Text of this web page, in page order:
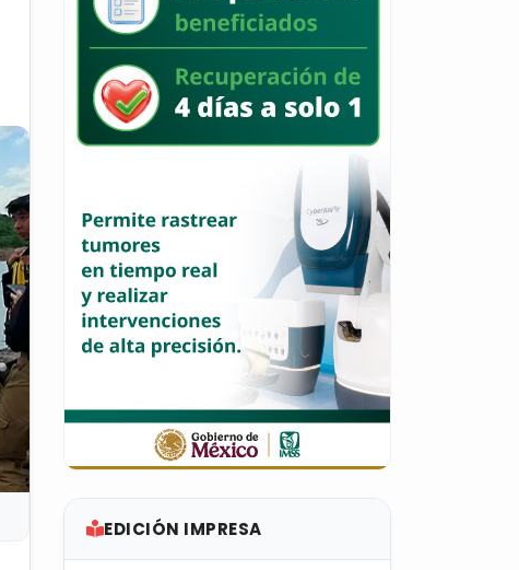
EDICIÓN IMPRESA